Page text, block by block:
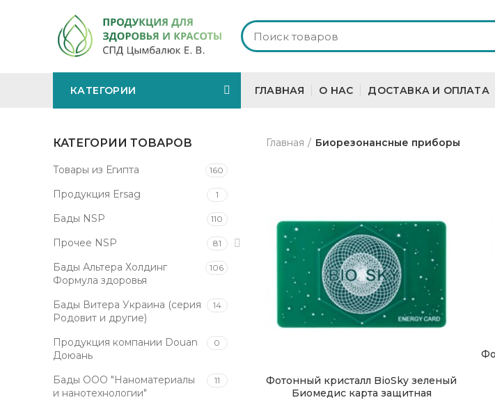
КАТЕГОРИИ ГЛАВНАЯ О НАС ДОСТАВКА И ОПЛАТА
КАТЕГОРИИ ТОВАРОВ
Товары из Египта 160
Продукция Ersag 1
Бады NSP 110
Прочее NSP 81
Бады Альтера Холдинг
Формула здоровья
106
Бады Витера Украина (серия
Родовит и другие)
14
Продукция компании Douan
Доюань
0
Бады ООО "Наноматериалы
и нанотехнологии"
11
Главная Биорезонансные приборы
В КОРЗИНУ
Фотонный кристалл BioSky зеленый
Биомедиc карта защитная